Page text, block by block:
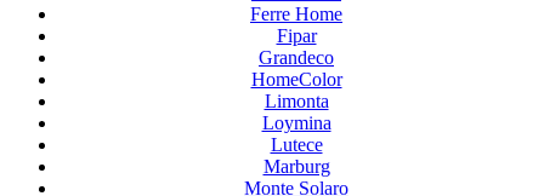
Ferre Home
Fipar
Grandeco
HomeColor
Limonta
Loymina
Lutece
Marburg
Monte Solaro